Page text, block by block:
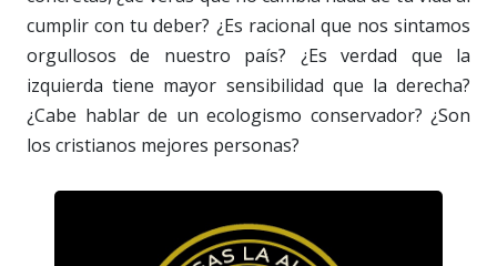
cumplir con tu deber? ¿Es racional que nos sintamos
orgullosos de nuestro país? ¿Es verdad que la
izquierda tiene mayor sensibilidad que la derecha?
¿Cabe hablar de un ecologismo conservador? ¿Son
los cristianos mejores personas?